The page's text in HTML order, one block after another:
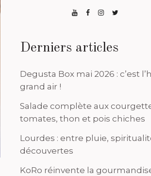
Derniers articles
Degusta Box mai 2026 : c’est
grand air !
Salade complète aux
tomates, thon et pois chiches
Lourdes : entre pluie,
découvertes
KoRo réinvente la